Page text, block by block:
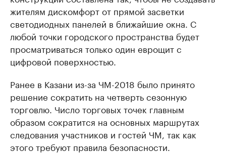
жителям дискомфорт от прямой засветки
светодиодных панелей в ближайшие окна. С
любой точки городского пространства будет
просматриваться только один еврощит с
цифровой поверхностью.
Ранее в Казани из-за ЧМ-2018 было принято
решение сократить на четверть сезонную
торговлю. Число торговых точек главным
образом сократится на основных маршрутах
следования участников и гостей ЧМ, так как
этого требуют правила безопасности.